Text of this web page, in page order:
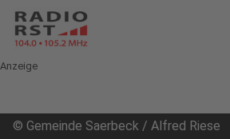
Anzeige
© Gemeinde Saerbeck / Alfred Riese